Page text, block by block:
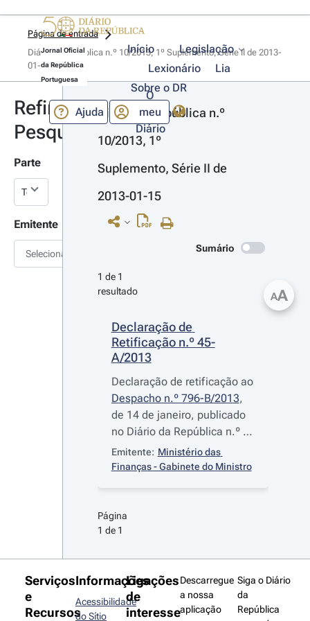
Jornal Oficial
da República
Portuguesa
Início
Legislação
Lexionário
Lia
Sobre o DR
Ajuda
O
meu
Diário
Página de entrada
Diário da República n.º 10/2013, 1º Suplemento, Série II de 2013-
01-15
Refinar
Pesquisa
Parte
Emitente
Selecionar
Diário da República n.º
10/2013, 1º
Suplemento, Série II de
2013-01-15
Sumário
1 de 1
resultado
Declaração de
Retificação n.º 45-
A/2013
Declaração de retificação ao
Despacho n.º 796-B/2013,
de 14 de janeiro, publicado
no Diário da República n.º 9,
2.º Suplemento, Série II, de
14 de janeiro de 2013
Emitente: Ministério das
Finanças - Gabinete do Ministro
Página
1 de 1
AA
Serviços
e
Recursos
Informações
Acessibilidade
do Sítio
Ligações
de
interesse
Descarregue
a nossa
aplicação
Siga o Diário
da
República